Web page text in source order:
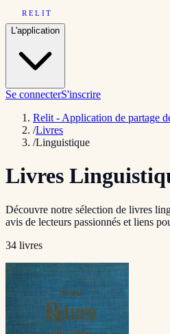
RELIT
L'application
Se connecterS'inscrire
Relit - Application de partage
/Livres
/Linguistique
Livres
Découvre notre sélection de livres
avis de lecteurs passionnés et liens
34 livres